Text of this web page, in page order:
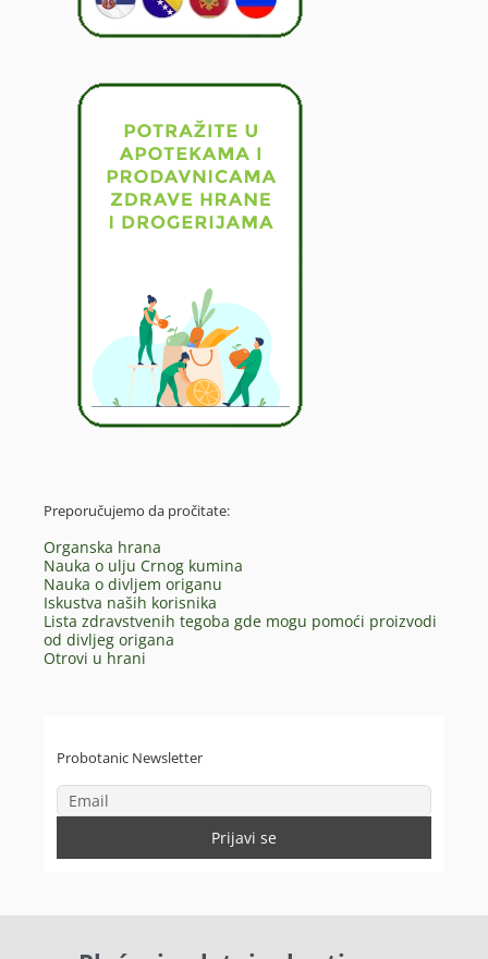
Preporučujemo da pročitate:
Organska hrana
Nauka o ulju Crnog kumina
Nauka o divljem origanu
Iskustva naših korisnika
Lista zdravstvenih tegoba gde mogu pomoći proizvodi
od divljeg origana
Otrovi u hrani
Probotanic Newsletter